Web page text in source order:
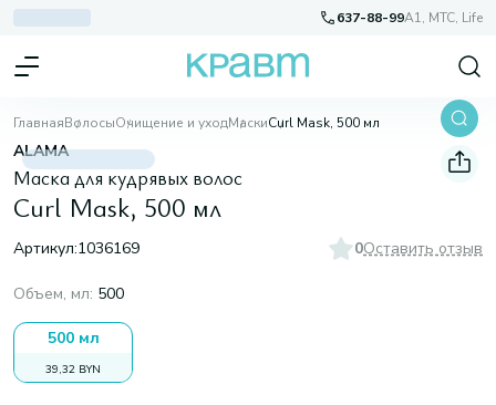
637-88-99A1, МТС, Life
ГлавнаяВолосыОчищение и уходМаскиCurl Mask, 500 мл
ALAMA
Маска для кудрявых волос
Curl Mask, 500 мл
Артикул:1036169 0Оставить отзыв
Объем, мл: 500
500 мл
39,32 BYN